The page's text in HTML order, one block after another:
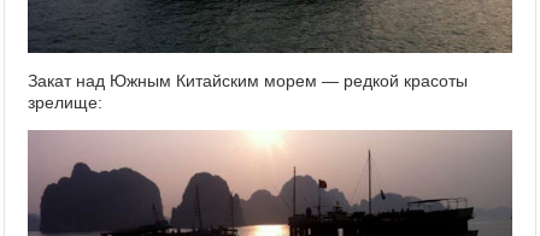
Закат над Южным Китайским морем — редкой красоты
зрелище: